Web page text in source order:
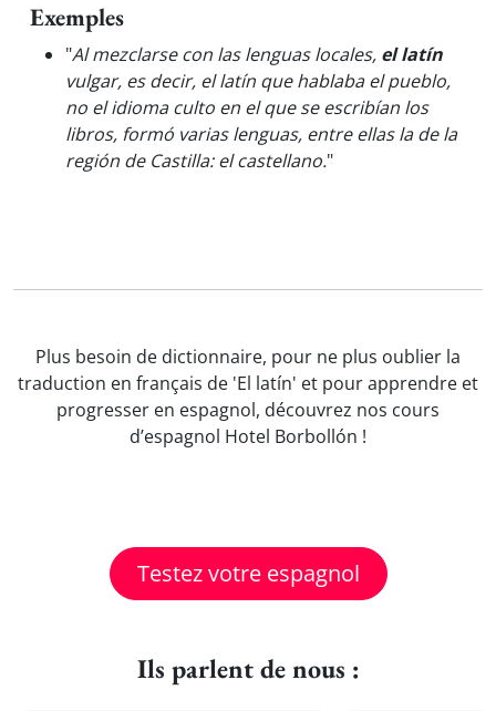
Exemples
"Al mezclarse con las lenguas locales, el latín
vulgar, es decir, el latín que hablaba el pueblo,
no el idioma culto en el que se escribían los
libros, formó varias lenguas, entre ellas la de la
región de Castilla: el castellano."
Plus besoin de dictionnaire, pour ne plus oublier la
traduction en français de 'El latín' et pour apprendre et
progresser en espagnol, découvrez nos cours
d’espagnol Hotel Borbollón !
Testez votre espagnol
Ils parlent de nous :